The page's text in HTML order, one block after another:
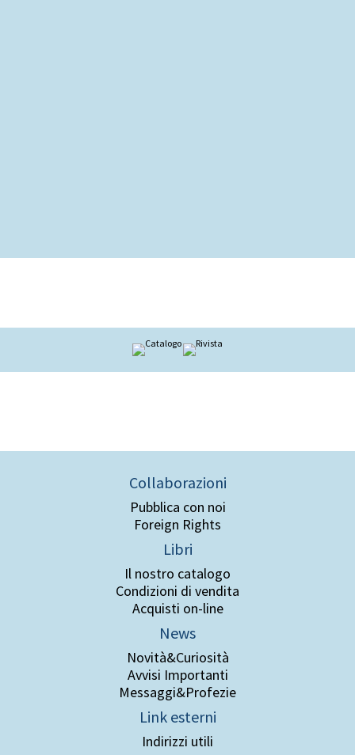
Collaborazioni
Pubblica con noi
Foreign Rights
Libri
Il nostro catalogo
Condizioni di vendita
Acquisti on-line
News
Novità&Curiosità
Avvisi Importanti
Messaggi&Profezie
Link esterni
Indirizzi utili